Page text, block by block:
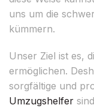
uns um die
kümmern.
Unser Ziel ist es,
ermöglichen.
sorgfältige und
Umzugshelfer